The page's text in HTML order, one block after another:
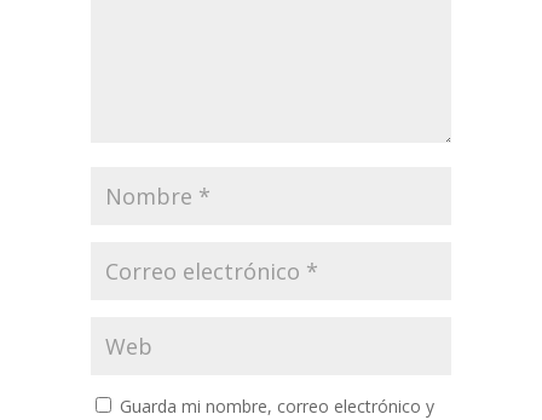
Guarda mi nombre, correo electrónico y